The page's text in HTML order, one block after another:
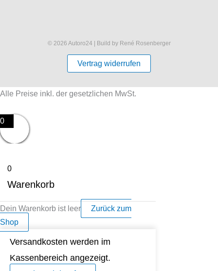
© 2026 Autoro24 | Build by René Rosenberger
Vertrag widerrufen
Alle Preise inkl. der gesetzlichen MwSt.
0
0
Warenkorb
Dein Warenkorb ist leer
Zurück zum
Shop
Versandkosten werden im
Kassenbereich angezeigt.